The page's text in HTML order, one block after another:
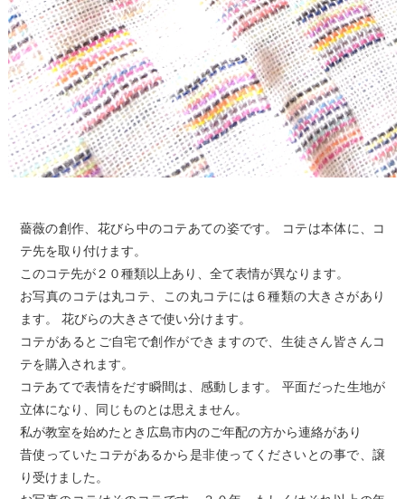
薔薇の創作、花びら中のコテあての姿です。 コテは本体に、コ
テ先を取り付けます。
このコテ先が２０種類以上あり、全て表情が異なります。
お写真のコテは丸コテ、この丸コテには６種類の大きさがあり
ます。 花びらの大きさで使い分けます。
コテがあるとご自宅で創作ができますので、生徒さん皆さんコ
テを購入されます。
コテあてで表情をだす瞬間は、感動します。 平面だった生地が
立体になり、同じものとは思えません。
私が教室を始めたとき広島市内のご年配の方から連絡があり
昔使っていたコテがあるから是非使ってくださいとの事で、譲
り受けました。